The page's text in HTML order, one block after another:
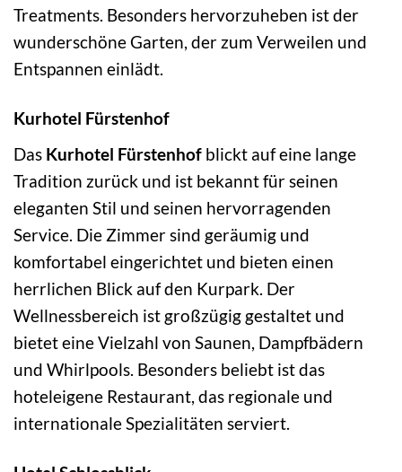
Treatments. Besonders hervorzuheben ist der
wunderschöne Garten, der zum Verweilen und
Entspannen einlädt.
Kurhotel Fürstenhof
Das Kurhotel Fürstenhof blickt auf eine lange
Tradition zurück und ist bekannt für seinen
eleganten Stil und seinen hervorragenden
Service. Die Zimmer sind geräumig und
komfortabel eingerichtet und bieten einen
herrlichen Blick auf den Kurpark. Der
Wellnessbereich ist großzügig gestaltet und
bietet eine Vielzahl von Saunen, Dampfbädern
und Whirlpools. Besonders beliebt ist das
hoteleigene Restaurant, das regionale und
internationale Spezialitäten serviert.